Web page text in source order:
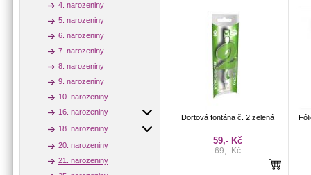
4. narozeniny
5. narozeniny
6. narozeniny
7. narozeniny
8. narozeniny
9. narozeniny
10. narozeniny
16. narozeniny
18. narozeniny
20. narozeniny
21. narozeniny
Dortová fontána č. 2 zelená
59,- Kč
69,- Kč